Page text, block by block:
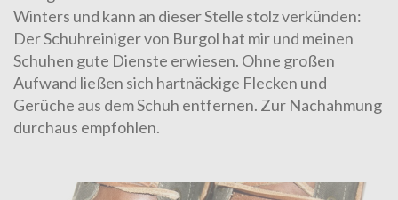
Winters und kann an dieser Stelle stolz verkünden:
Der Schuhreiniger von Burgol hat mir und meinen
Schuhen gute Dienste erwiesen. Ohne großen
Aufwand ließen sich hartnäckige Flecken und
Gerüche aus dem Schuh entfernen. Zur Nachahmung
durchaus empfohlen.